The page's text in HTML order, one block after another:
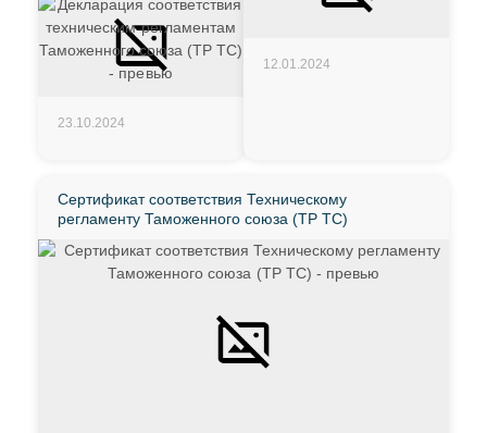
23.10.2024
12.01.2024
Сертификат соответствия Техническому
регламенту Таможенного союза (ТР ТС)